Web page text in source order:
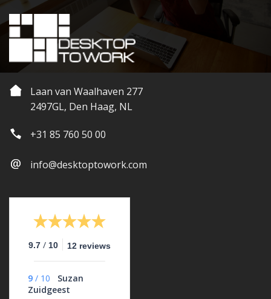
Laan van Waalhaven 277
2497GL, Den Haag, NL
+31 85 760 50 00
info@desktoptowork.com
9.7 / 10 12 reviews
9 / 10
Suzan
Zuidgeest